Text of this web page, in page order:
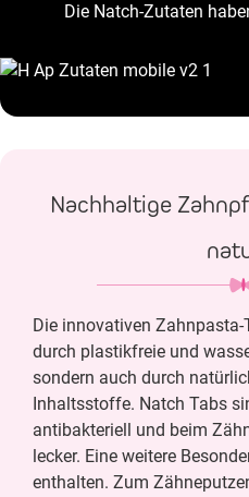
Die Natch-Zutaten
Nachhaltige
Die innovativen
durch plastikfreie und
sondern auch durch
Inhaltsstoffe. Natch Tabs
antibakteriell und beim
lecker. Eine weitere
enthalten. Zum